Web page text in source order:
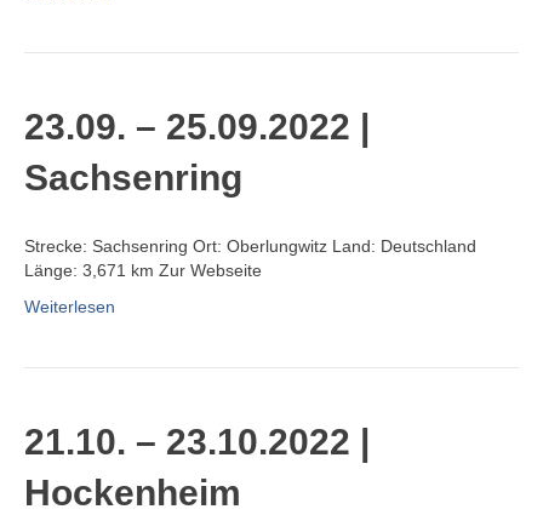
23.09. – 25.09.2022 |
Sachsenring
Strecke: Sachsenring Ort: Oberlungwitz Land: Deutschland
Länge: 3,671 km Zur Webseite
Weiterlesen
21.10. – 23.10.2022 |
Hockenheim